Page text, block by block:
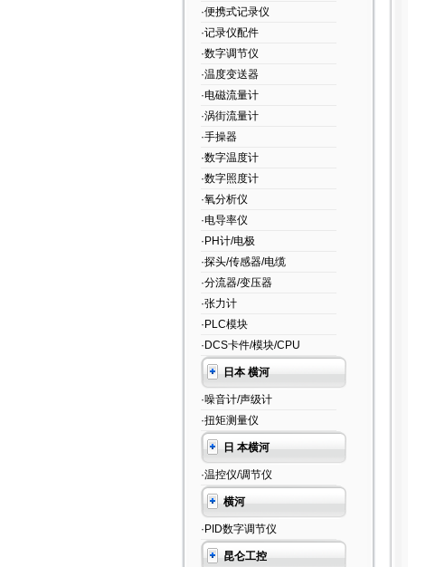
·便携式记录仪
·记录仪配件
·数字调节仪
·温度变送器
·电磁流量计
·涡街流量计
·手操器
·数字温度计
·数字照度计
·氧分析仪
·电导率仪
·PH计/电极
·探头/传感器/电缆
·分流器/变压器
·张力计
·PLC模块
·DCS卡件/模块/CPU
日本 横河
·噪音计/声级计
·扭矩测量仪
日 本横河
·温控仪/调节仪
横河
·PID数字调节仪
昆仑工控